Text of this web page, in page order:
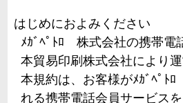
はじめにおよみください
ﾒｶﾞﾍﾟﾄﾛ 株式会社の携帯電
本貿易印刷株式会社により運
本規約は、お客様がﾒｶﾞﾍﾟﾄ
れる携帯電話会員サービス